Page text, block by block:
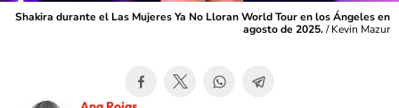
Shakira durante el Las Mujeres Ya No Lloran World Tour en los Ángeles en
agosto de 2025./Kevin Mazur